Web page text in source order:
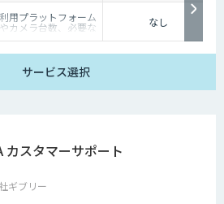
利用プラットフォーム
やカメラ台数、必要な
ューニングの量によ
なし
サービス選択
カスタマーサポート
ギブリー